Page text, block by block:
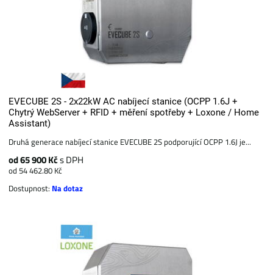
EVECUBE 2S - 2x22kW AC nabíjecí stanice (OCPP 1.6J +
Chytrý WebServer + RFID + měření spotřeby + Loxone / Home
Assistant)
Druhá generace nabíjecí stanice EVECUBE 2S podporující OCPP 1.6J je...
od 65 900 Kčs DPH
od 54 462.80 Kč
Dostupnost: Na dotaz